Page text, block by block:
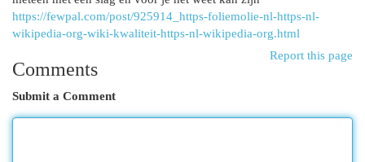
https://fewpal.com/post/925914_https-foliemolie-nl-https-nl-
wikipedia-org-wiki-kwaliteit-https-nl-wikipedia-org.html
Report this page
Comments
Submit a Comment